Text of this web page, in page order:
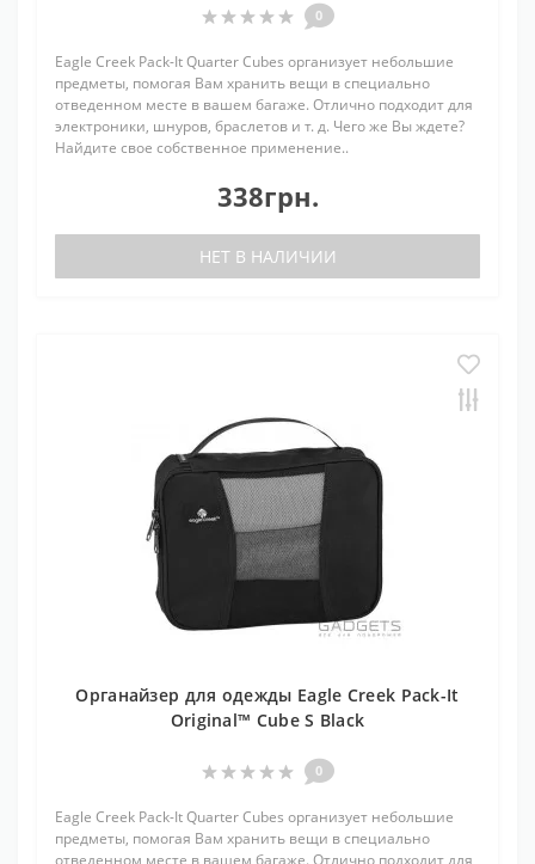
0
Eagle Creek Pack-It Quarter Cubes организует небольшие
предметы, помогая Вам хранить вещи в специально
отведенном месте в вашем багаже. Отлично подходит для
электроники, шнуров, браслетов и т. д. Чего же Вы ждете?
Найдите свое собственное применение..
338грн.
НЕТ В НАЛИЧИИ
Органайзер для одежды Eagle Creek Pack-It
Original™ Cube S Black
0
Eagle Creek Pack-It Quarter Cubes организует небольшие
предметы, помогая Вам хранить вещи в специально
отведенном месте в вашем багаже. Отлично подходит для